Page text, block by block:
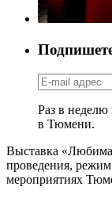
Раз в
в Тюмени.
Выставка
проведения,
мероприятиях